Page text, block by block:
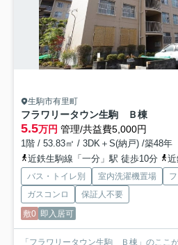
生駒市有里町
フラワリータウン生駒 Ｂ棟
5.5万円 管理/共益費5,000円
1階 / 53.83㎡ / 3DK＋S(納戸) /築48年
近鉄生駒線「一分」駅 徒歩10分
近
バス・トイレ別 室内洗濯機置場
ガスコンロ
保証人不要
敷0 即入居可
「フラワリータウン生駒 Ｂ棟」のここ